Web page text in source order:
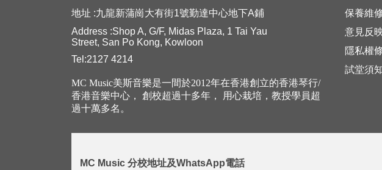
地址 :九龍新蒲崗大有街1號勤達中心地下A鋪
Address :Shop A, G/F, Midas Plaza, 1 Tai Yau
Street, San Po Kong, Kowloon
Tel:2127 4214
保養維
意見反
隱私權
試堂須
MC Music美斯音樂是一間於2012年在香港創立的香港琴行/
香港音樂中心， 創校超過十多年， 用心栽培，教授學員超
過十萬多名。
MC Music 分校地址及WhatsApp電話